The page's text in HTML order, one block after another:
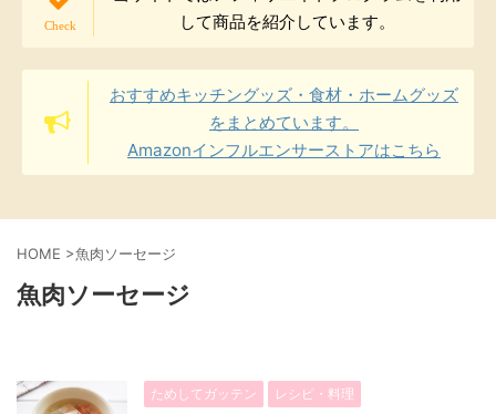
して商品を紹介しています。
おすすめキッチングッズ・食材・ホームグッズ
をまとめています。
Amazonインフルエンサーストアはこちら
HOME >魚肉ソーセージ
魚肉ソーセージ
ためしてガッテン レシピ・料理